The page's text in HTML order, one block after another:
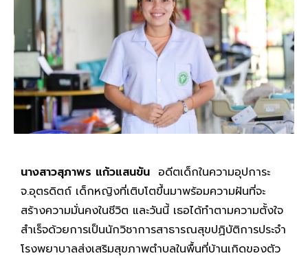
นางสาวสุภาพร แก้วแสนขัน อดีตเด็กในความอุปการะ
จ.อุตรดิตถ์ เด็กหญิงที่เติบโตขึ้นมาพร้อมความฝันที่จะ
สร้างความมั่นคงในชีวิต และวันนี้ เธอได้ทำตามความตั้งใจ
สำเร็จด้วยการเป็นนักวิชาการสาธารณสุขปฏิบัติการประจำ
โรงพยาบาลส่งเสริมสุขภาพตำบลในพื้นที่บ้านเกิดของตัว